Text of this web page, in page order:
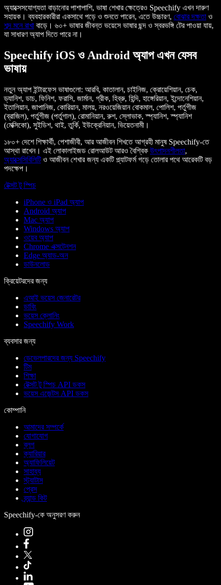
অ্যাক্সেসযোগ্যতা বাড়ানোর পাশাপাশি, ভাষা শেখার ক্ষেত্রেও Speechify এখন দারুণ
সহায়ক। ব্যবহারকারীরা একসাথে পড়ে ও শুনতে পারেন, এতে উচ্চারণ, বোঝার দক্ষতা ও
শব্দ মনে রাখা বাড়ে। ৬০+ ভাষার জীবন্ত ভয়েসে ভাষার ছন্দ ও স্বরভঙ্গি টের পাওয়া যায়,
যা সাধারণ অ্যাপ দিতে পারে না।
Speechify iOS ও Android অ্যাপ এখন যেসব
ভাষায়
নতুন অ্যাপ ইন্টারফেস ভাষাগুলো: আরবি, কাতালান, চাইনিজ, ক্রোয়েশিয়ান, চেক,
ড্যানিশ, ডাচ, ফিনিশ, ফরাসি, জার্মান, গ্রীক, হিব্রু, হিন্দি, হাঙ্গেরিয়ান, ইন্দোনেশিয়ান,
ইতালিয়ান, জাপানিজ, কোরিয়ান, মালয়, নরওয়েজিয়ান বোকমাল, পোলিশ, পর্তুগীজ
(ব্রাজিল), পর্তুগীজ (পর্তুগাল), রোমানিয়ান, রুশ, স্লোভাক, স্প্যানিশ, স্প্যানিশ
(মেক্সিকো), সুইডিশ, থাই, তুর্কি, ইউক্রেনিয়ান, ভিয়েতনামী।
১৮০+ দেশে শিক্ষার্থী, পেশাজীবী, আর আজীবন শিখতে আগ্রহী মানুষ Speechify-তে
আস্থা রাখেন। এই লোকালাইজড রোলআউট আরও বৈশ্বিক উৎপাদনশীলতা,
অ্যাক্সেসিবিলিটিও আজীবন শেখার জন্য একটি প্ল্যাটফর্ম গড়ে তোলার পথে আরেকটি বড়
পদক্ষেপ।
টেক্সট টু স্পিচ
iPhone ও iPad অ্যাপ
Android অ্যাপ
Mac অ্যাপ
Windows অ্যাপ
ওয়েব অ্যাপ
Chrome এক্সটেনশন
Edge অ্যাড-অন
ডাউনলোড
ক্রিয়েটরদের জন্য
এআই ভয়েস জেনারেটর
ডাবিং
ভয়েস ক্লোনিং
Speechify Work
ব্যবসার জন্য
ডেভেলপারদের জন্য Speechify
টিম
শিক্ষা
টেক্সট টু স্পিচ API ডকস
ভয়েস এজেন্টস API ডকস
কোম্পানি
আমাদের সম্পর্কে
যোগাযোগ
ব্লগ
ক্যারিয়ার
অ্যাফিলিয়েট
সাহায্য
স্ট্যাটাস
প্রেস
ব্র্যান্ড কিট
Speechify-কে অনুসরণ করুন